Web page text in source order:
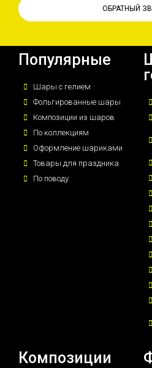
ОБРАТНЫЙ
Популярные
Шары с гелием
Фольгированные шары
Композиции из шаров
По коллекциям
Оформление шариками
Товары для праздника
По поводу
Композиции